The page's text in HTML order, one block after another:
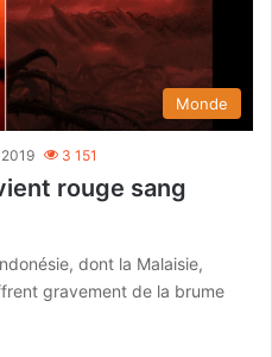
Monde
3 151
rouge sang
dont la Malaisie,
gravement de la brume